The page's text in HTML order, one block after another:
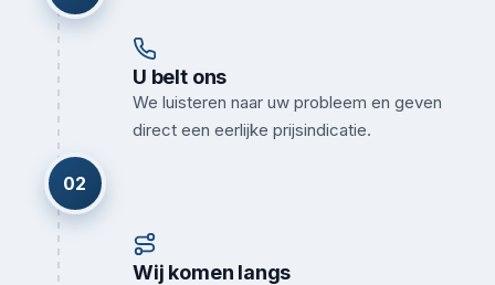
U belt ons
We luisteren naar uw probleem en geven
direct een eerlijke prijsindicatie.
02
Wij komen langs